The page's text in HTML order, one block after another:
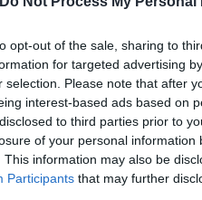
opt-out of the sale, sharing to
for targeted advertising
selection. Please note that after
interest-based ads based on
to third parties prior to
of your personal information
This information may also be
Participants that may further
ασθένειας και
ότι είχε